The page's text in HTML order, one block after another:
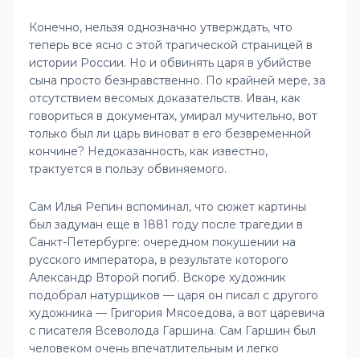
Конечно, нельзя однозначно утверждать, что
теперь все ясно с этой трагической страницей в
истории России. Но и обвинять царя в убийстве
сына просто безнравственно. По крайней мере, за
отсутствием весомых доказательств. Иван, как
говориться в документах, умирал мучительно, вот
только был ли царь виноват в его безвременной
кончине? Недоказанность, как известно,
трактуется в пользу обвиняемого.
Сам Илья Репин вспоминал, что сюжет картины
был задуман еще в 1881 году после трагедии в
Санкт-Петербурге: очередном покушении на
русского императора, в результате которого
Александр Второй погиб. Вскоре художник
подобрал натурщиков — царя он писал с другого
художника — Григория Мясоедова, а вот царевича
с писателя Всеволода Гаршина. Сам Гаршин был
человеком очень впечатлительным и легко